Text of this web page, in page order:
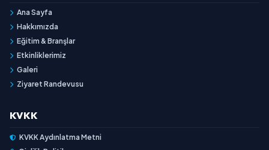
Ana Sayfa
Hakkımızda
Eğitim & Branşlar
Etkinliklerimiz
Galeri
Ziyaret Randevusu
KVKK
KVKK Aydınlatma Metni